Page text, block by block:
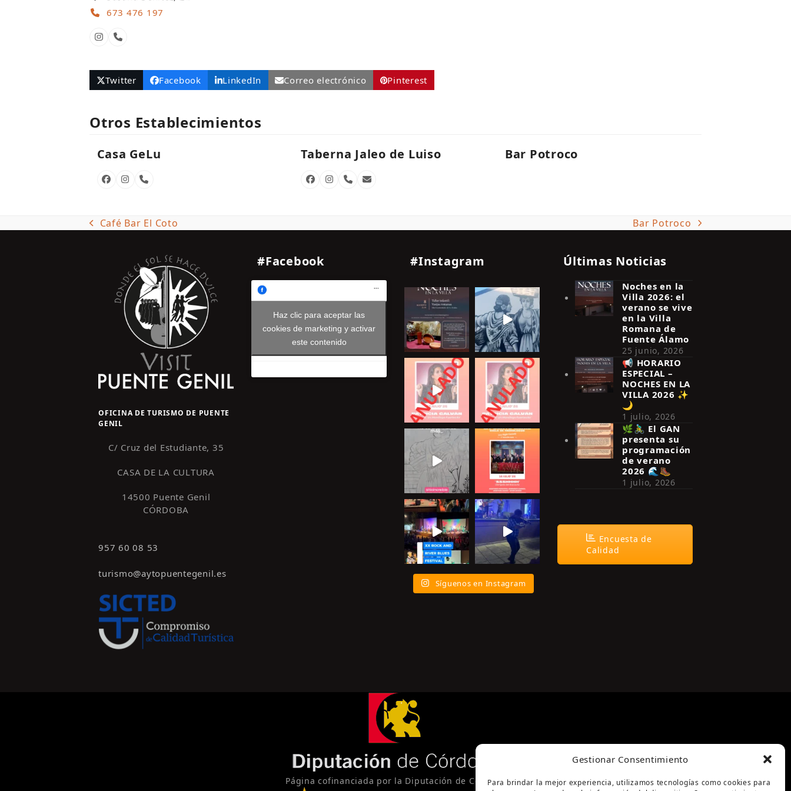
Gestionar Consentimiento
Para brindar la mejor experiencia, utilizamos tecnologías como cookies para
673 476 197
Instagram
Número
Twitter Facebook LinkedIn Correo electrónico Pinterest
Otros Establecimientos
Casa GeLu
Facebook
Instagram
Número
Taberna Jaleo de Luiso
FacebookInstagram
NúmeroCorreo
Bar Potroco
previous
Café Bar El Coto
next
Bar Potroco
OFICINA DE TURISMO DE PUENTE
GENIL
C/ Cruz del Estudiante, 35
CASA DE LA CULTURA
14500 Puente Genil
CÓRDOBA
957 60 08 53
turismo@aytopuentegenil.es
#Facebook
Haz clic para aceptar las
cookies de marketing y activar
este contenido
#Instagram
Síguenos en Instagram
Últimas Noticias
Noches en la
Villa 2026: el
verano se vive
en la Villa
Romana de
Fuente Álamo
25 junio, 2026
📢 HORARIO
ESPECIAL –
NOCHES EN LA
VILLA 2026 ✨
🌙
1 julio, 2026
🌿🚴‍♂️ El GAN
presenta su
programación
de verano
2026 🌊🥾
1 julio, 2026
Encuesta de
Calidad
Página cofinanciada por la Diputación de Córdoba